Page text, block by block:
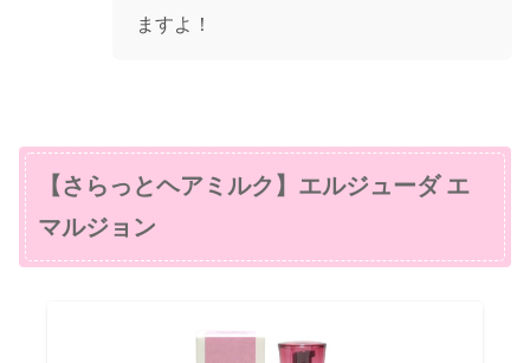
ますよ！
【さらっとヘアミルク】エルジューダ エ
マルジョン